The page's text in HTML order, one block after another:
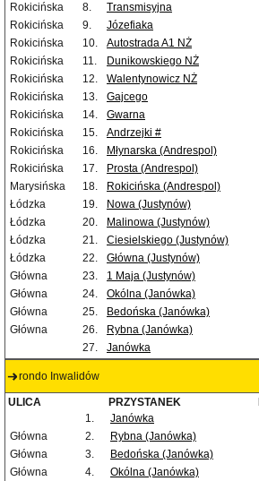
Rokicińska
8. Transmisyjna
Rokicińska
9. Józefiaka
Rokicińska
10. Autostrada A1 NŻ
Rokicińska
11. Dunikowskiego NŻ
Rokicińska
12. Walentynowicz NŻ
Rokicińska
13. Gajcego
Rokicińska
14. Gwarna
Rokicińska
15. Andrzejki #
Rokicińska
16. Młynarska (Andrespol)
Rokicińska
17. Prosta (Andrespol)
Marysińska
18.
Rokicińska (Andrespol)
Łódzka
19.
Nowa (Justynów)
Łódzka
20.
Malinowa (Justynów)
Łódzka
21.
Ciesielskiego (Justynów)
Łódzka
22.
Główna (Justynów)
Główna
23.
1 Maja (Justynów)
Główna
24.
Okólna (Janówka)
Główna
25.
Bedońska (Janówka)
Główna
26.
Rybna (Janówka)
27.
Janówka
rondo Inwalidów
ULICA PRZYSTANEK
1.
Janówka
Główna
2.
Rybna (Janówka)
Główna
3.
Bedońska (Janówka)
Główna
4.
Okólna (Janówka)